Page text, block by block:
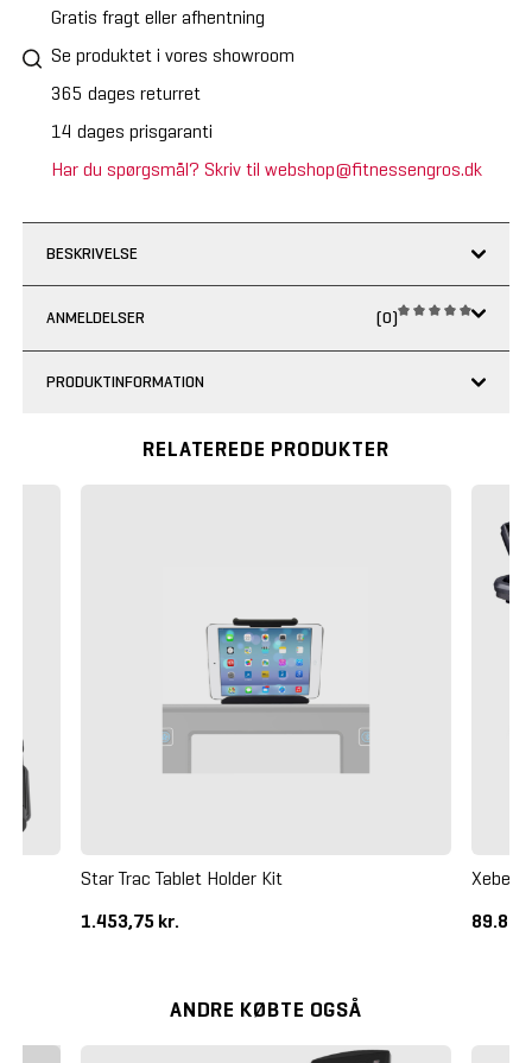
Gratis fragt eller afhentning
Se produktet i vores showroom
365 dages returret
14 dages prisgaranti
Har du spørgsmål? Skriv til webshop@fitnessengros.dk
BESKRIVELSE
ANMELDELSER (0)
PRODUKTINFORMATION
RELATEREDE PRODUKTER
Star Trac Tablet Holder Kit
1.453,75 kr.
Xebex
ANDRE KØBTE OGSÅ